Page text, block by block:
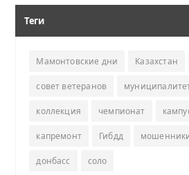
Теги
Мамонтовские дни Казахстан
совет ветеранов
коллекция чемпионат
капремонт Гибдд
донбасс соло